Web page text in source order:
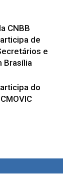
CNBB
de
e
Brasília
do